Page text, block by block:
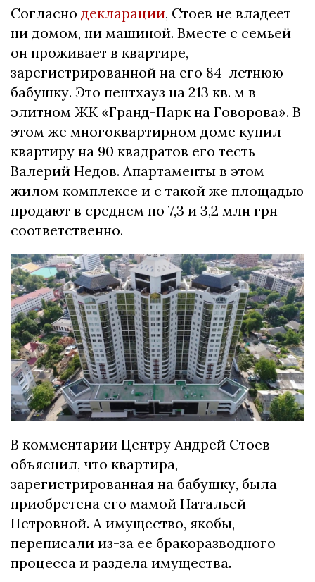
Согласно декларации, Стоев не владеет
ни домом, ни машиной. Вместе с семьей
он проживает в квартире,
зарегистрированной на его 84-летнюю
бабушку. Это пентхауз на 213 кв. м в
элитном ЖК «Гранд-Парк на Говорова». В
этом же многоквартирном доме купил
квартиру на 90 квадратов его тесть
Валерий Недов. Апартаменты в этом
жилом комплексе и с такой же площадью
продают в среднем по 7,3 и 3,2 млн грн
соответственно.
В комментарии Центру Андрей Стоев
объяснил, что квартира,
зарегистрированная на бабушку, была
приобретена его мамой Натальей
Петровной. А имущество, якобы,
переписали из-за ее бракоразводного
процесса и раздела имущества.